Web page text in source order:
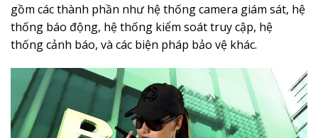
gồm các thành phần như hệ thống camera giám sát, hệ
thống báo động, hệ thống kiểm soát truy cập, hệ
thống cảnh báo, và các biện pháp bảo vệ khác.